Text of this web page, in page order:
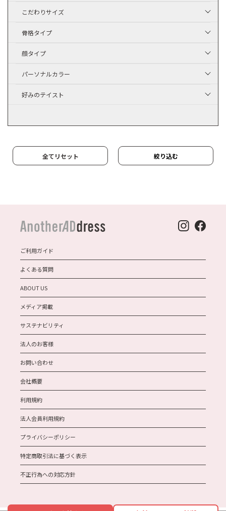
こだわりサイズ
骨格タイプ
顔タイプ
パーソナルカラー
好みのテイスト
全てリセット 絞り込む
ご利用ガイド
よくある質問
ABOUT US
メディア掲載
サステナビリティ
法人のお客様
お問い合わせ
会社概要
利用規約
法人会員利用規約
プライバシーポリシー
特定商取引法に基づく表示
不正行為への対応方針